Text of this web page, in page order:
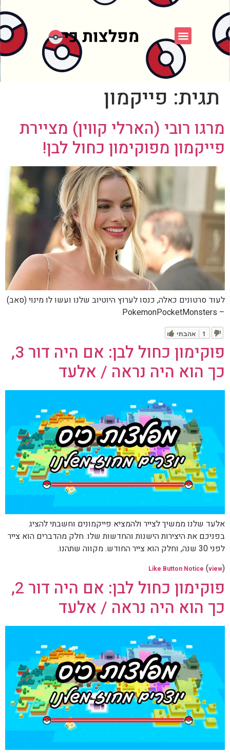
תגית: פייקמון
מרגו רובי (הארלי קווין) מציירת
פייקמון מפוקימון כחול לבן!
לעוד סרטונים כאלה, כנסו לערוץ היוטיוב שלנו ועשו לו מינוי (סאב)
– PokemonPocketMonsters
אהבתי 1
פוקימון כחול לבן: אם היה דור 3,
כך הוא היה נראה / אלעד
אלעד שלנו ממשיך לצייר ולהמציא פייקמונים וחשבתי להציג
בפניכם את היצירות הישנות והחדשות שלו. חלק מהדברים הוא צייר
לפני 30 שנה, וחלק הוא צייר החודש. מקווה שתהנו.
Like Button Notice (view)
פוקימון כחול לבן: אם היה דור 2,
כך הוא היה נראה / אלעד